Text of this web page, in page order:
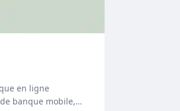
en ligne
banque mobile,